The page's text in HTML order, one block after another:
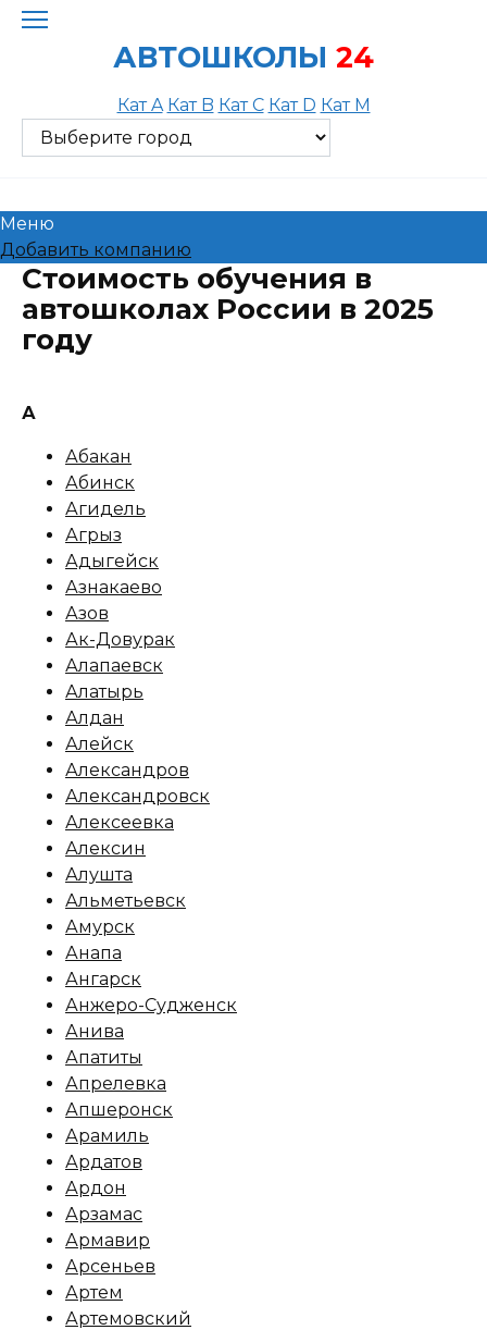
Skip
АВТОШКОЛЫ 24
Кат A Кат B Кат C Кат D Кат M
Меню
Добавить компанию
Стоимость обучения в
автошколах России в 2025
году
А
Абакан
Абинск
Агидель
Агрыз
Адыгейск
Азнакаево
Азов
Ак-Довурак
Алапаевск
Алатырь
Алдан
Алейск
Александров
Александровск
Алексеевка
Алексин
Алушта
Альметьевск
Амурск
Анапа
Ангарск
Анжеро-Судженск
Анива
Апатиты
Апрелевка
Апшеронск
Арамиль
Ардатов
Ардон
Арзамас
Армавир
Арсеньев
Артем
Артемовский